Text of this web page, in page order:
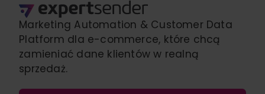
Marketing Automation & Customer Data
Platform dla e-commerce, które chcą
zamieniać dane klientów w realną
sprzedaż.